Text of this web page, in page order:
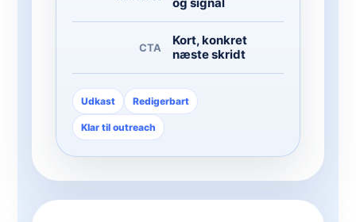
CTA
Kort, konkret
næste skridt
Udkast Redigerbart
Klar til outreach